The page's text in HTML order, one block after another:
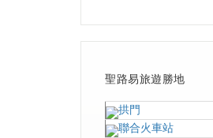
聖路易旅遊勝地
拱門
聯合火車站